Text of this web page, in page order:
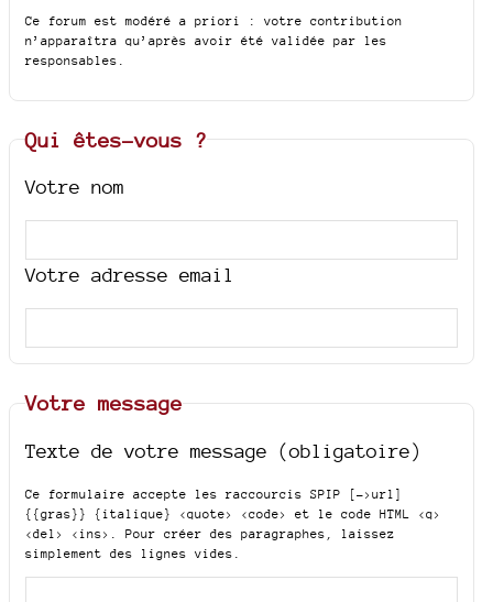
Ce forum est modéré a priori : votre contribution
n’apparaîtra qu’après avoir été validée par les
responsables.
Qui êtes-vous ?
Votre nom
Votre adresse email
Votre message
Texte de votre message (obligatoire)
Ce formulaire accepte les raccourcis SPIP
[->url]
{{gras}} {italique} <quote> <code>
et le code HTML <q>
<del> <ins>
. Pour créer des paragraphes, laissez
simplement des lignes vides.